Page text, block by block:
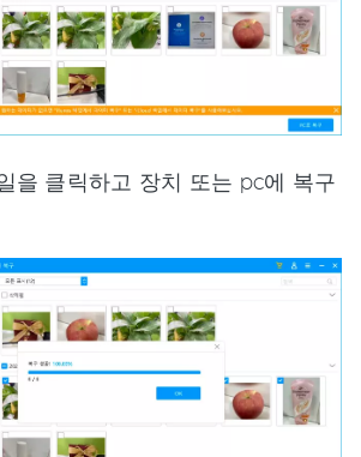
을 클릭하고 장치 또는 pc에 복구